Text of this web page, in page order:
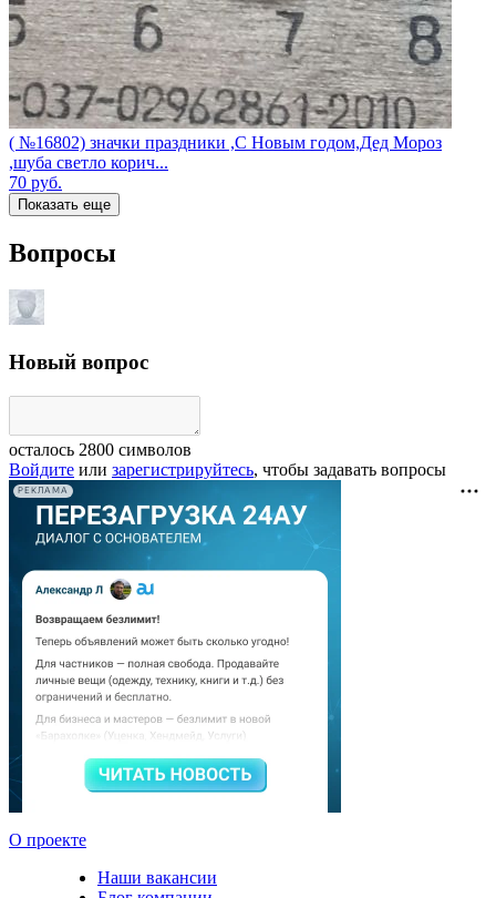
( №16802) значки праздники ,С Новым годом,Дед Мороз
,шуба светло корич...
70 руб.
Показать еще
Вопросы
Новый вопрос
осталось 2800 символов
Войдите или зарегистрируйтесь, чтобы задавать вопросы
РЕКЛАМА
О проекте
Наши вакансии